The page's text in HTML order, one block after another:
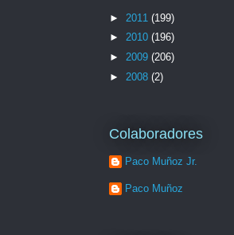
► 2011 (199)
► 2010 (196)
► 2009 (206)
► 2008 (2)
Colaboradores
Paco Muñoz Jr.
Paco Muñoz